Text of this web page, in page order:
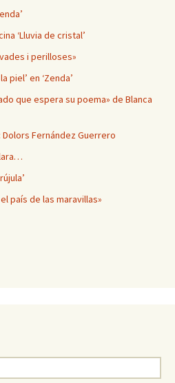
‘Lluvia de cristal’
i perilloses»
piel’ en ‘Zenda’
que espera su poema» de Blanca
Fernández Guerrero
país de las maravillas»